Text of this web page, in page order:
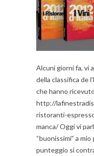
Alcuni giorni fa, vi
della classifica de
che hanno
http://
ristoranti-
manca/ Oggi vi
“buonissimi” a
punteggio si